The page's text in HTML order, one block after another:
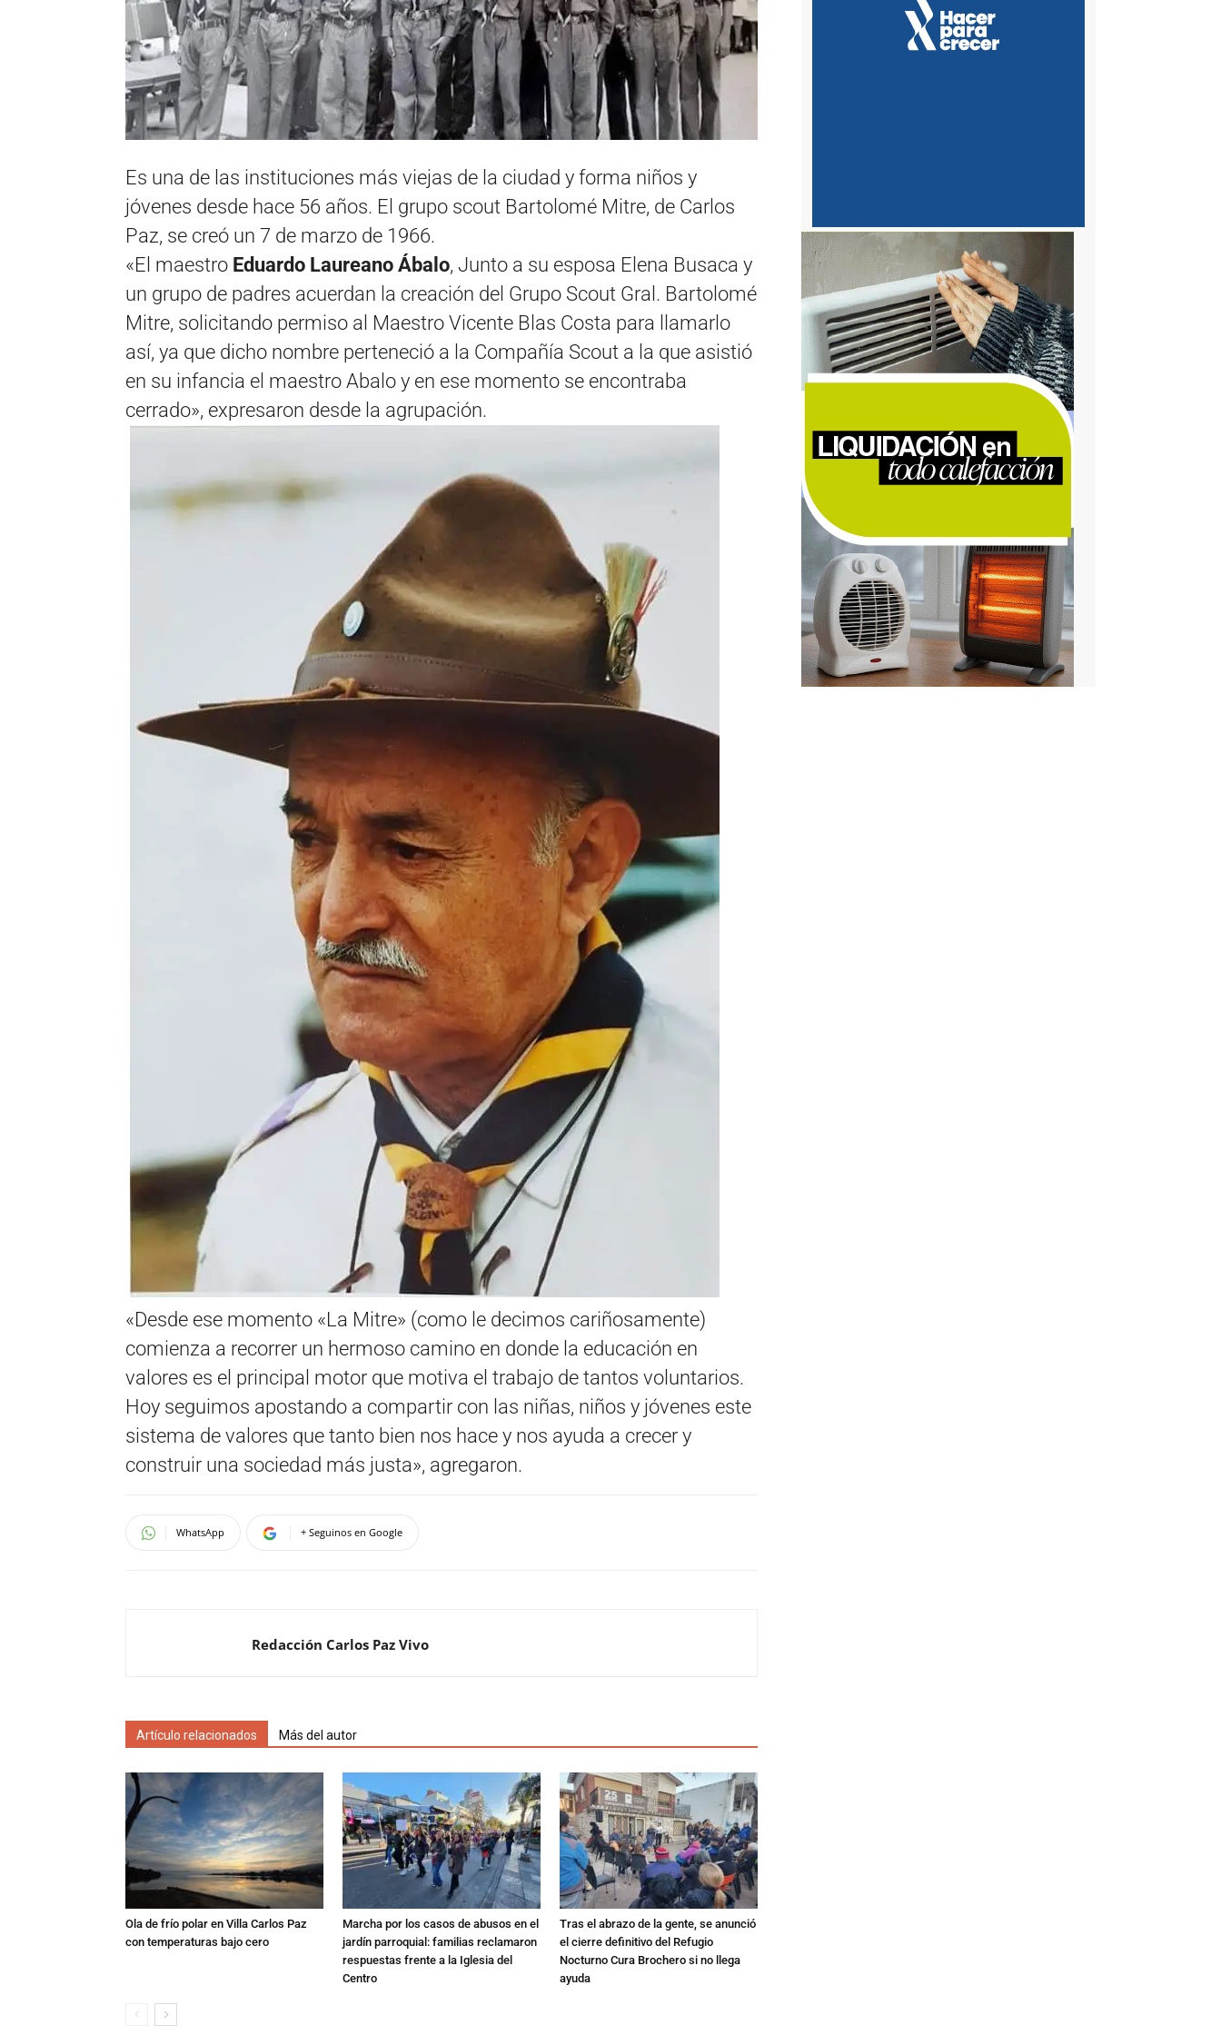
Es una de las instituciones más viejas de la ciudad y forma niños y
jóvenes desde hace 56 años. El grupo scout Bartolomé Mitre, de Carlos
Paz, se creó un 7 de marzo de 1966.
«El maestro Eduardo Laureano Ábalo, Junto a su esposa Elena Busaca y
un grupo de padres acuerdan la creación del Grupo Scout Gral. Bartolomé
Mitre, solicitando permiso al Maestro Vicente Blas Costa para llamarlo
así, ya que dicho nombre perteneció a la Compañía Scout a la que asistió
en su infancia el maestro Abalo y en ese momento se encontraba
cerrado», expresaron desde la agrupación.
«Desde ese momento «La Mitre» (como le decimos cariñosamente)
comienza a recorrer un hermoso camino en donde la educación en
valores es el principal motor que motiva el trabajo de tantos voluntarios.
Hoy seguimos apostando a compartir con las niñas, niños y jóvenes este
sistema de valores que tanto bien nos hace y nos ayuda a crecer y
construir una sociedad más justa», agregaron.
WhatsApp + Seguinos en Google
Redacción Carlos Paz Vivo
Artículo relacionados Más del autor
Ola de frío polar en Villa Carlos Paz
con temperaturas bajo cero
Marcha por los casos de abusos en el
jardín parroquial: familias reclamaron
respuestas frente a la Iglesia del
Centro
Tras el abrazo de la gente, se anunció
el cierre definitivo del Refugio
Nocturno Cura Brochero si no llega
ayuda